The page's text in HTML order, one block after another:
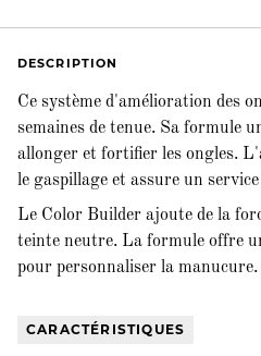
DESCRIPTION
Ce système d'amélioration des
semaines de tenue. Sa formule
allonger et fortifier les ongles.
le gaspillage et assure un
Le Color Builder ajoute de la
teinte neutre. La formule offre
pour personnaliser la manucure.
CARACTÉRISTIQUES